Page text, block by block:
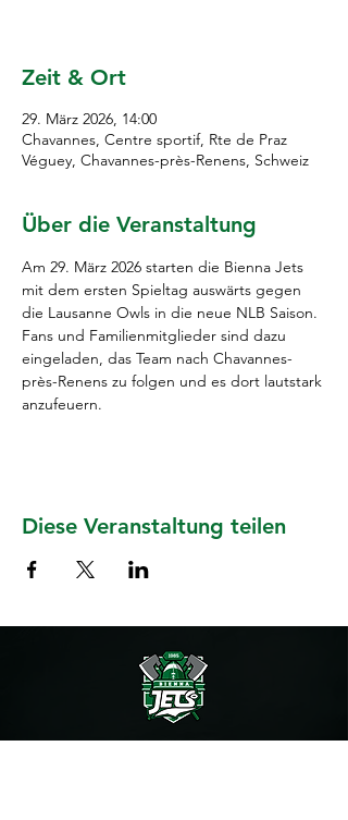
Zeit & Ort
29. März 2026, 14:00
Chavannes, Centre sportif, Rte de Praz
Véguey, Chavannes-près-Renens, Schweiz
Über die Veranstaltung
Am 29. März 2026 starten die Bienna Jets
mit dem ersten Spieltag auswärts gegen
die Lausanne Owls in die neue NLB Saison.
Fans und Familienmitglieder sind dazu
eingeladen, das Team nach Chavannes-
près-Renens zu folgen und es dort lautstark
anzufeuern.
Diese Veranstaltung teilen